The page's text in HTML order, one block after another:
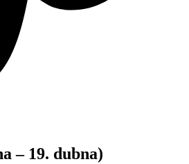
– 19. dubna)